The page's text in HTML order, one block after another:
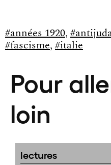
#années 1920,
#fascisme, #italie
Pour
loin
lectures